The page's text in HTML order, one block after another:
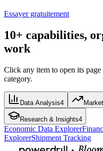
Essayer gratuitement
10+ capabilities,
work
Click any item to open its
category.
Data Analysis4
Research & Insights4
Economic Data Explorer
ExplorerShipment Tracking